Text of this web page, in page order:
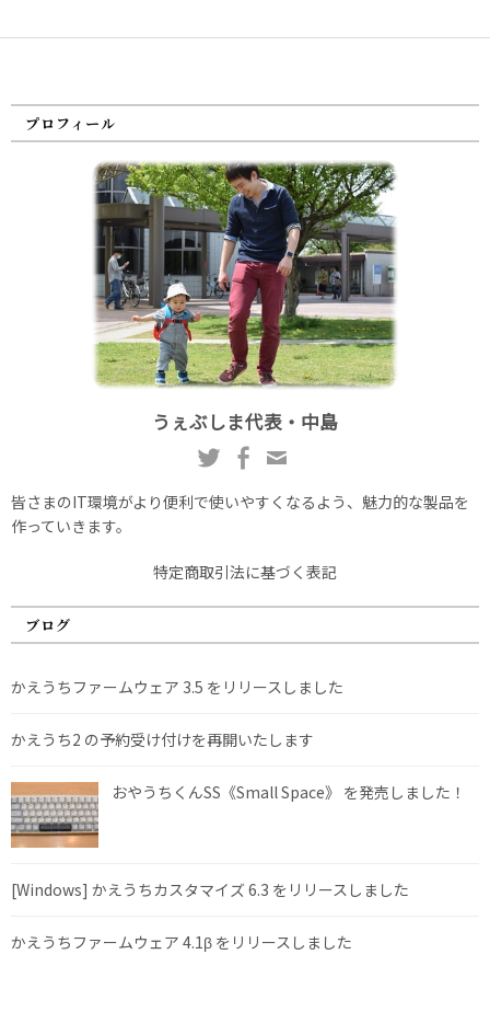
プロフィール
うぇぶしま代表・中島
皆さまのIT環境がより便利で使いやすくなるよう、魅力的な製品を
作っていきます。
特定商取引法に基づく表記
ブログ
かえうちファームウェア 3.5 をリリースしました
かえうち2 の予約受け付けを再開いたします
おやうちくんSS《Small Space》 を発売しました！
[Windows] かえうちカスタマイズ 6.3 をリリースしました
かえうちファームウェア 4.1β をリリースしました